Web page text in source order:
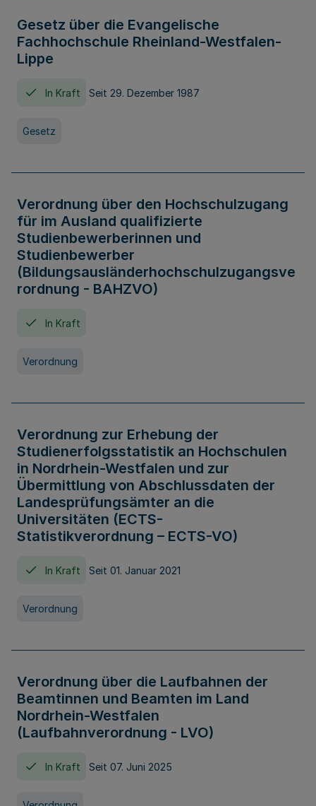
Gesetz über die Evangelische
Fachhochschule Rheinland-Westfalen-
Lippe
In Kraft Seit 29. Dezember 1987
Gesetz
Verordnung über den Hochschulzugang
für im Ausland qualifizierte
Studienbewerberinnen und
Studienbewerber
(Bildungsausländerhochschulzugangsve
rordnung - BAHZVO)
In Kraft
Verordnung
Verordnung zur Erhebung der
Studienerfolgsstatistik an Hochschulen
in Nordrhein-Westfalen und zur
Übermittlung von Abschlussdaten der
Landesprüfungsämter an die
Universitäten (ECTS-
Statistikverordnung – ECTS-VO)
In Kraft Seit 01. Januar 2021
Verordnung
Verordnung über die Laufbahnen der
Beamtinnen und Beamten im Land
Nordrhein-Westfalen
(Laufbahnverordnung - LVO)
In Kraft Seit 07. Juni 2025